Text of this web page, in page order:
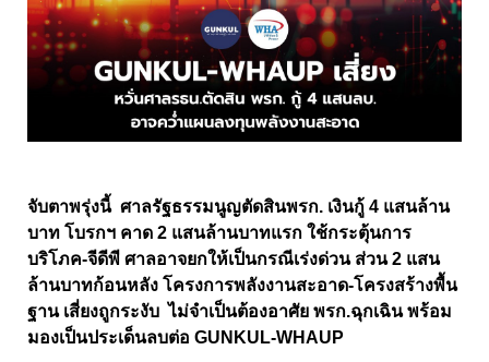
จับตาพรุ่งนี้ ศาลรัฐธรรมนูญตัดสินพรก. เงินกู้ 4 แสนล้าน
บาท โบรกฯ คาด 2 แสนล้านบาทแรก ใช้กระตุ้นการ
บริโภค-จีดีพี ศาลอาจยกให้เป็นกรณีเร่งด่วน ส่วน 2 แสน
ล้านบาทก้อนหลัง โครงการพลังงานสะอาด-โครงสร้างพื้น
ฐาน เสี่ยงถูกระงับ ไม่จำเป็นต้องอาศัย พรก.ฉุกเฉิน พร้อม
มองเป็นประเด็นลบต่อ GUNKUL-WHAUP